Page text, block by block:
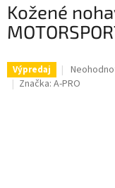
Kožené
Výpredaj
Priemerné
hodnotenie
Značka: A-PRO